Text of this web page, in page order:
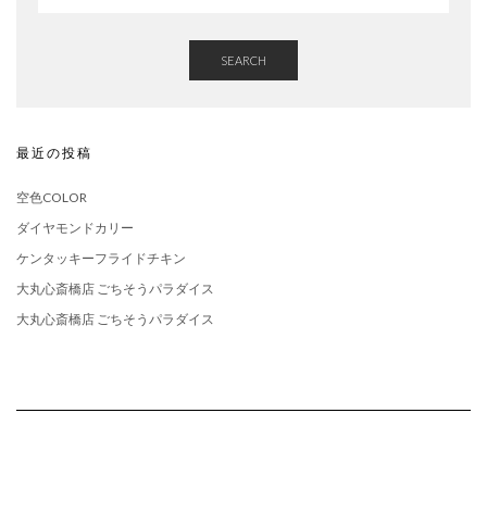
SEARCH
最近の投稿
空色COLOR
ダイヤモンドカリー
ケンタッキーフライドチキン
大丸心斎橋店 ごちそうパラダイス
大丸心斎橋店 ごちそうパラダイス